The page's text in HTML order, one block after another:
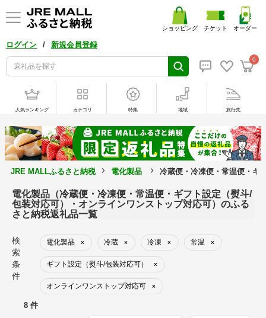
ログイン / 新規会員登録
0
ショッピング チケット オーダー
人気ランキング カテゴリ 特集 地域 旅行先
JRE MALLふるさと納税 電化製品 冷蔵便・冷凍便・常温便・ギ
電化製品（冷蔵便・冷凍便・常温便・ギフト設定（熨斗/
包装対応可）・オンラインワンストップ対応可）のふる
さと納税返礼品一覧
検
索
条
件
電化製品 × 冷蔵 × 冷凍 × 常温 ×
ギフト設定（熨斗/包装対応可） ×
オンラインワンストップ対応可 ×
8 件